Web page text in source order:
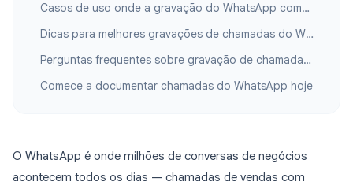
Casos de uso onde a gravação do WhatsApp compensa
Dicas para melhores gravações de chamadas do WhatsApp
Perguntas frequentes sobre gravação de chamadas do WhatsApp
Comece a documentar chamadas do WhatsApp hoje
O WhatsApp é onde milhões de conversas de negócios
acontecem todos os dias — chamadas de vendas com